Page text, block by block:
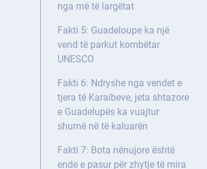
nga më të largëtat
Fakti 5: Guadeloupe ka një
vend të parkut kombëtar
UNESCO
Fakti 6: Ndryshe nga vendet e
tjera të Karaibeve, jeta shtazore
e Guadelupës ka vuajtur
shumë në të kaluarën
Fakti 7: Bota nënujore është
ende e pasur për zhytje të mira